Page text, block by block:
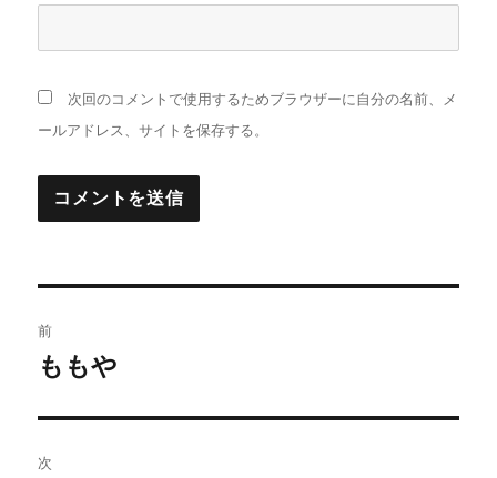
次回のコメントで使用するためブラウザーに自分の名前、メ
ールアドレス、サイトを保存する。
稿
ビ
前
前
投
稿:
ももや
次